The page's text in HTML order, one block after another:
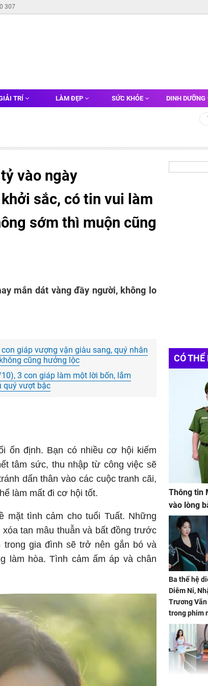
307
TRÍ LÀM ĐẸP SỨC KHỎE DINH DƯỠNG
vào ngày
sắc, có tin vui làm
sớm thì muộn cũng
mắn dát vàng đầy người, không lo
giáp vượng vận giàu sang, quý nhân
cũng hưởng lộc
3 con giáp làm một lời bốn, lắm
quý vượt bậc
ổn định. Bạn có nhiều cơ hội kiếm
tâm sức, thu nhập từ công việc sẽ
dấn thân vào các cuộc tranh cãi,
làm mất đi cơ hội tốt.
tình cảm cho tuổi Tuất. Những
tan mâu thuẫn và bất đồng trước
gia đình sẽ trở nên gắn bó và
làm hòa. Tình cảm ấm áp và chân
CÓ
Thông tin
vào lòng
Ba thế hệ
Diêm Ni,
Trương
trong phim